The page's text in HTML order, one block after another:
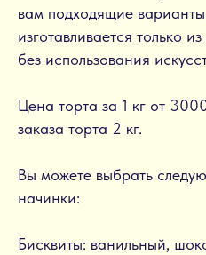
вам подходящие
изготавливается только
без использования
Цена торта за 1 кг от
заказа торта 2 кг.
Вы можете выбрать
начинки:
Бисквиты: ванильный,